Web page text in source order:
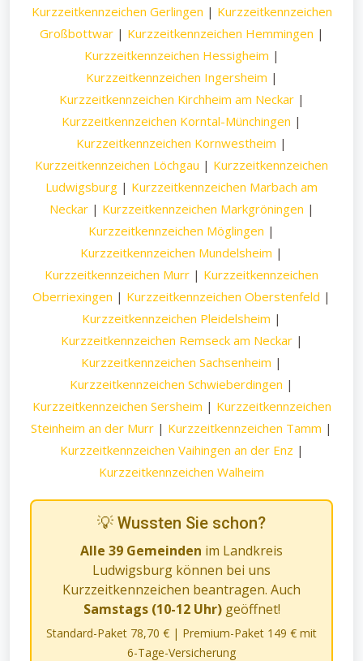
Kurzzeitkennzeichen Gerlingen | Kurzzeitkennzeichen
Großbottwar| Kurzzeitkennzeichen Hemmingen |
Kurzzeitkennzeichen Hessigheim |
Kurzzeitkennzeichen Ingersheim |
Kurzzeitkennzeichen Kirchheim am Neckar|
Kurzzeitkennzeichen Korntal-Münchingen |
Kurzzeitkennzeichen Kornwestheim |
Kurzzeitkennzeichen Löchgau | Kurzzeitkennzeichen
Ludwigsburg | Kurzzeitkennzeichen Marbach am
Neckar| Kurzzeitkennzeichen Markgröningen |
Kurzzeitkennzeichen Möglingen |
Kurzzeitkennzeichen Mundelsheim |
Kurzzeitkennzeichen Murr | Kurzzeitkennzeichen
Oberriexingen | Kurzzeitkennzeichen Oberstenfeld |
Kurzzeitkennzeichen Pleidelsheim |
Kurzzeitkennzeichen Remseck am Neckar|
Kurzzeitkennzeichen Sachsenheim |
Kurzzeitkennzeichen Schwieberdingen |
Kurzzeitkennzeichen Sersheim | Kurzzeitkennzeichen
Steinheim an der Murr | Kurzzeitkennzeichen Tamm |
Kurzzeitkennzeichen Vaihingen an der Enz|
Kurzzeitkennzeichen Walheim
💡 Wussten Sie schon?
Alle 39 Gemeinden im Landkreis
Ludwigsburg können bei uns
Kurzzeitkennzeichen beantragen. Auch
Samstags (10-12 Uhr)geöffnet!
Standard-Paket 78,70 € | Premium-Paket 149 € mit
6-Tage-Versicherung